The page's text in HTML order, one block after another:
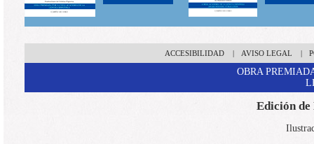
ACCESIBILIDAD | AVISO LEGAL |
OBRA
Edición